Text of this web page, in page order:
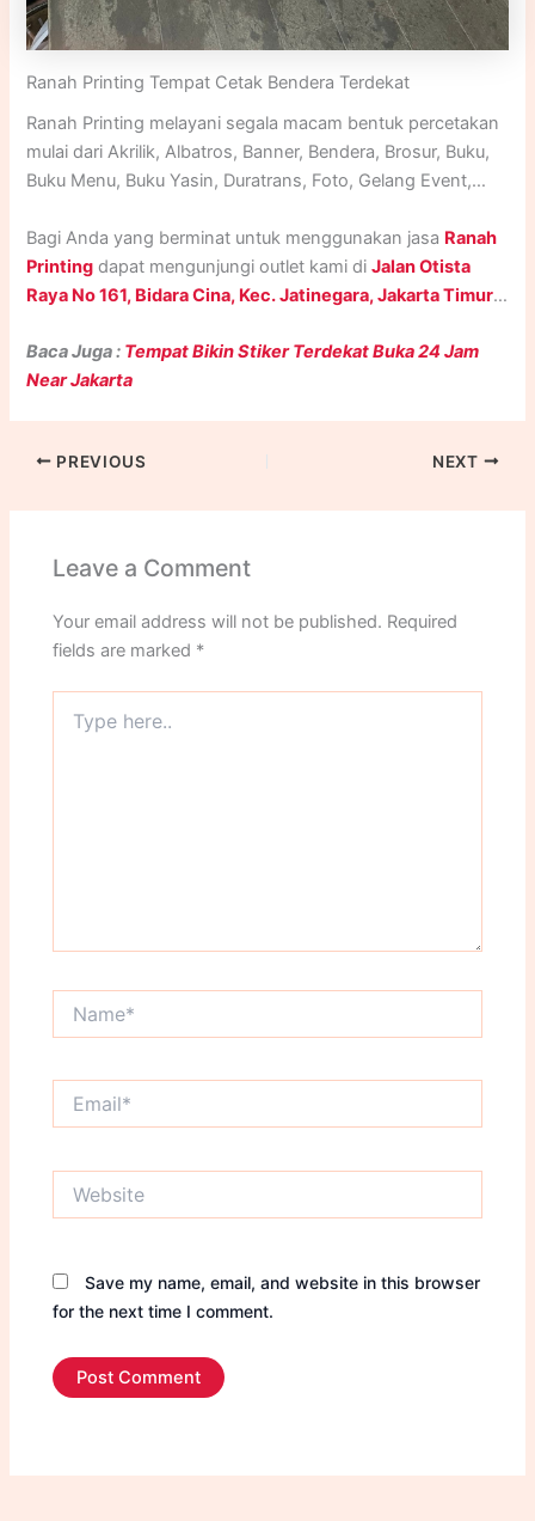
Ranah Printing Tempat Cetak Bendera Terdekat
Ranah Printing melayani segala macam bentuk percetakan
mulai dari Akrilik, Albatros, Banner, Bendera, Brosur, Buku,
Buku Menu, Buku Yasin, Duratrans, Foto, Gelang Event,
Nama, Kupon, Lanyard, Majalah, Nota, Paper Bag, Plakat,
Poster, Print UV, Roll Up Banner, Sablon, Sertifikat,
Spanduk, Stand Banner, Stempel, Stiker, Stiker Meteran,
lain.
Bagi Anda yang berminat untuk menggunakan jasa Ranah
Printing dapat mengunjungi outlet kami diJalan Otista
Raya No 161, Bidara Cina, Kec. Jatinegara, Jakarta Timur.
Anda dapat menghubungi kami viaWhatsappdi
nomor(+62) 0852-8005-9274
Baca Juga : Tempat Bikin Stiker Terdekat Buka 24 Jam
Near Jakarta
PREVIOUS NEXT
Leave a Comment
Your email address will not be published. Required
fields are marked *
here..
Save my name, email, and website in this browser
for the next time I comment.